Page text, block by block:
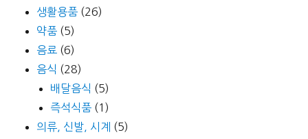
생활용품 (26)
약품 (5)
음료 (6)
음식 (28)
배달음식 (5)
즉석식품 (1)
의류, 신발, 시계 (5)